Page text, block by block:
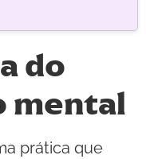
do
mental
prática que